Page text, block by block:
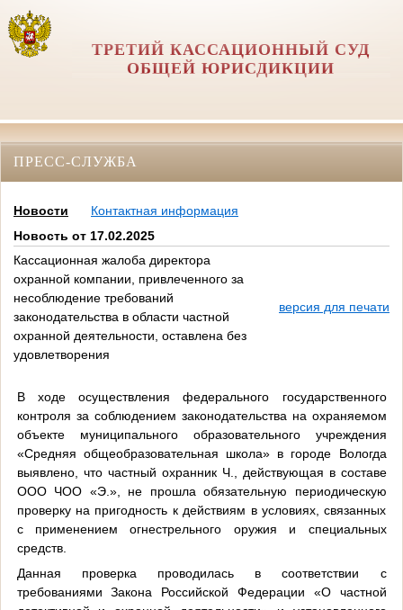
ТРЕТИЙ КАССАЦИОННЫЙ СУД
ОБЩЕЙ ЮРИСДИКЦИИ
ПРЕСС-СЛУЖБА
Новости
Контактная информация
Новость от 17.02.2025
Кассационная жалоба директора
охранной компании, привлеченного за
несоблюдение требований
законодательства в области частной
охранной деятельности, оставлена без
удовлетворения
версия для печати
В ходе осуществления федерального государственного
контроля за соблюдением законодательства на охраняемом
объекте муниципального образовательного учреждения
«Средняя общеобразовательная школа» в городе Вологда
выявлено, что частный охранник Ч., действующая в составе
ООО ЧОО «Э.», не прошла обязательную периодическую
проверку на пригодность к действиям в условиях, связанных
с применением огнестрельного оружия и специальных
средств.
Данная проверка проводилась в соответствии с
требованиями Закона Российской Федерации «О частной